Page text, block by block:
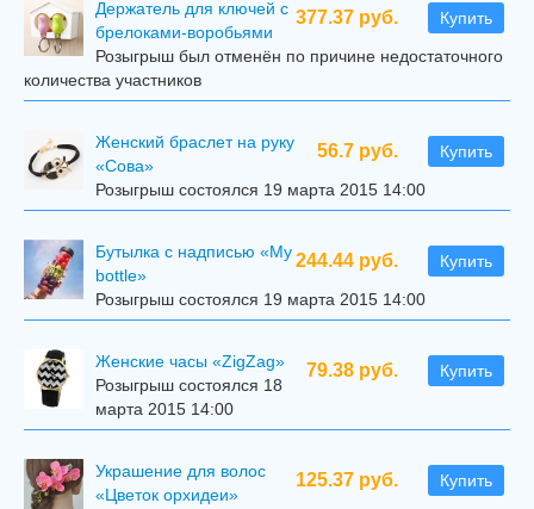
377.37 руб. Купить
Держатель для ключей с
брелоками-воробьями
Розыгрыш был отменён по причине недостаточного
количества участников
56.7 руб. Купить
Женский браслет на руку
«Сова»
Розыгрыш состоялся 19 марта 2015 14:00
244.44 руб. Купить
Бутылка с надписью «My
bottle»
Розыгрыш состоялся 19 марта 2015 14:00
79.38 руб. Купить
Женские часы «ZigZag»
Розыгрыш состоялся 18
марта 2015 14:00
125.37 руб. Купить
Украшение для волос
«Цветок орхидеи»